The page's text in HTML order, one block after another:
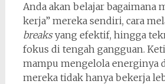
Anda akan belajar bagaimana
kerja” mereka sendiri, cara
breaksyang efektif, hingga
fokus di tengah gangguan.
mampu mengelola energinya
mereka tidak hanya bekerja